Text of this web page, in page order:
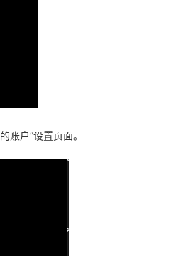
账户”设置页面。